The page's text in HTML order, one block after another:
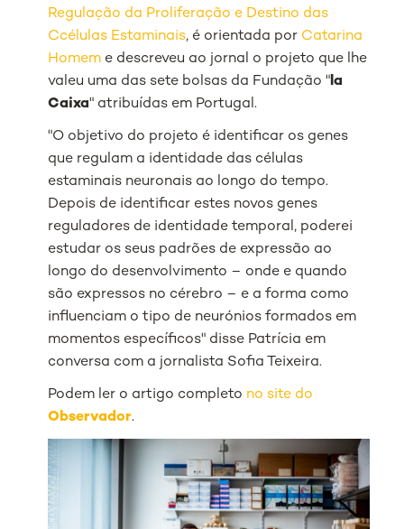
Regulação da Proliferação e Destino das
Ccélulas Estaminais, é orientada por Catarina
Homem e descreveu ao jornal o projeto que lhe
valeu uma das sete bolsas da Fundação "la
Caixa" atribuídas em Portugal.
"O objetivo do projeto é identificar os genes
que regulam a identidade das células
estaminais neuronais ao longo do tempo.
Depois de identificar estes novos genes
reguladores de identidade temporal, poderei
estudar os seus padrões de expressão ao
longo do desenvolvimento – onde e quando
são expressos no cérebro – e a forma como
influenciam o tipo de neurónios formados em
momentos específicos" disse Patrícia em
conversa com a jornalista Sofia Teixeira.
Podem ler o artigo completo no site do
Observador.